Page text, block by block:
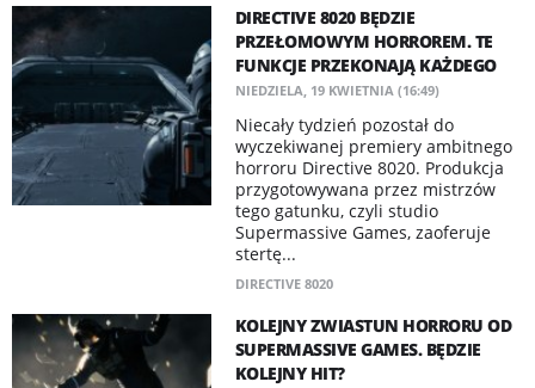
DIRECTIVE 8020 BĘDZIE
PRZEŁOMOWYM HORROREM. TE
FUNKCJE PRZEKONAJĄ KAŻDEGO
NIEDZIELA, 19 KWIETNIA (16:49)
Niecały tydzień pozostał do
wyczekiwanej premiery ambitnego
horroru Directive 8020. Produkcja
przygotowywana przez mistrzów
tego gatunku, czyli studio
Supermassive Games, zaoferuje
stertę...
DIRECTIVE 8020
KOLEJNY ZWIASTUN HORRORU OD
SUPERMASSIVE GAMES. BĘDZIE
KOLEJNY HIT?